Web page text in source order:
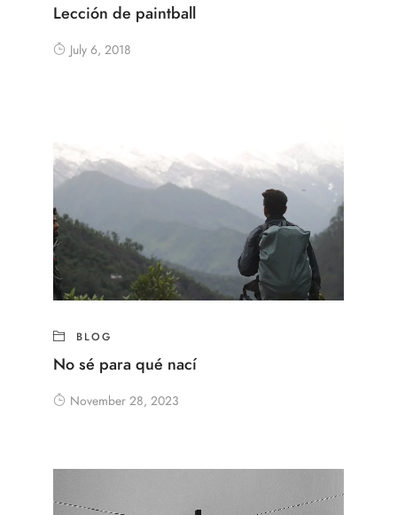
Lección de paintball
July 6, 2018
BLOG
No sé para qué nací
November 28, 2023